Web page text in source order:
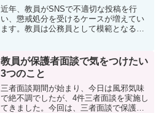
近年、教員がSNSで不適切な投稿を行
い、懲戒処分を受けるケースが増えてい
ます。教員は公務員として模範となる行
ブルを起こさないための５つのポイント
と、具体的な解決策を...
教員が保護者面談で気をつけたい
3つのこと
三者面談期間が始まり、今日は風邪気味
で絶不調でしたが、4件三者面談を実施し
てきました。今回は、三者面談で保護者